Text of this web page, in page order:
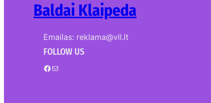
Baldai Klaipeda
Emailas: reklama@vll.lt
FOLLOW US
Facebook Mail